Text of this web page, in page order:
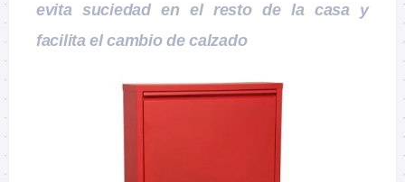
evita suciedad en el resto de la casa y
facilita el cambio de calzado